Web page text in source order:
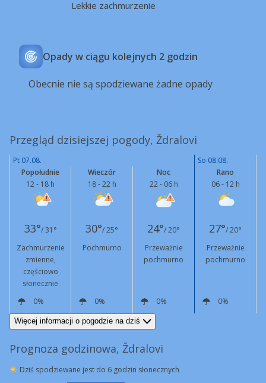
Lekkie zachmurzenie
Opady w ciągu kolejnych 2 godzin
Obecnie nie są spodziewane żadne opady
Przegląd dzisiejszej pogody, Ždralovi
Pt 07.08.
So 08.08.
Popołudnie
12 - 18 h
Wieczór
18 - 22 h
Noc
22 - 06 h
Rano
06 - 12 h
33°/ 31° 30°/ 25° 24°/ 20° 27°/ 20°
Zachmurzenie
zmienne,
częściowo
słonecznie
Pochmurno
Przeważnie
pochmurno
Przeważnie
pochmurno
0% 0% 0%
0%
N
19 km/h N
9 km/h
Więcej informacji o pogodzie na dziś
Prognoza godzinowa, Ždralovi
Dziś spodziewane jest do 6 godzin słonecznych